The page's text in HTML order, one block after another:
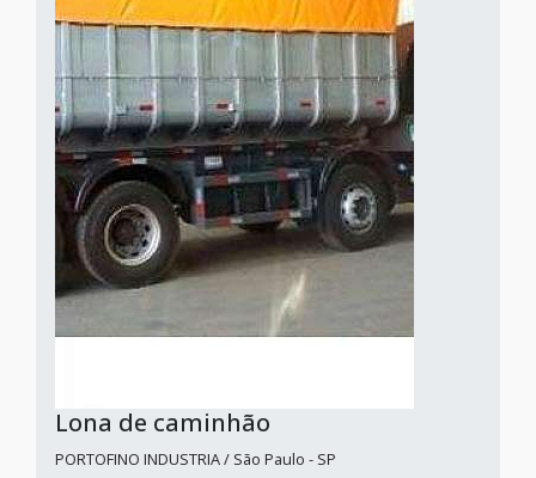
Lona de caminhão
PORTOFINO INDUSTRIA / São Paulo - SP